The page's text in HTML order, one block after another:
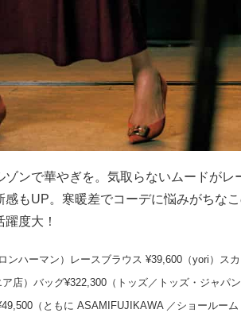
ンで華やぎを。気取らないムードがレ
もUP。寒暖差でコーデに悩みがちな
度大！
ハーマン）レースブラウス ¥39,600（yori）ス
店）バッグ¥322,300（トッズ／トッズ・ジャパ
（ともに ASAMIFUJIKAWA ／ショールーム